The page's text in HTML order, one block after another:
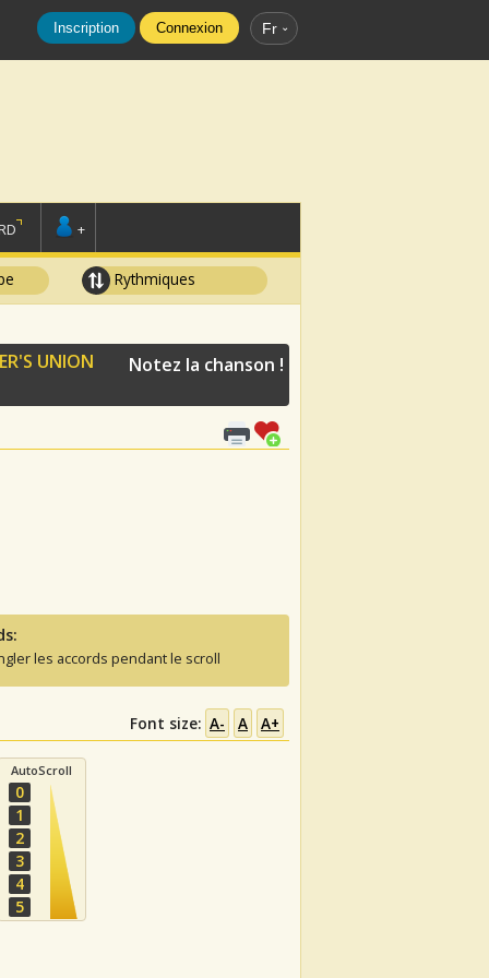
Inscription Connexion Fr
+
Rythmiques
UNION
Notez la chanson !
les accords pendant le scroll
Font size: A- A A+
AutoScroll
0
1
2
3
4
5